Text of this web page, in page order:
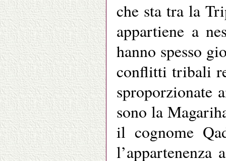
che sta tra la
appartiene a
hanno spesso
conflitti tribali
sproporzionate
sono la
il cognome